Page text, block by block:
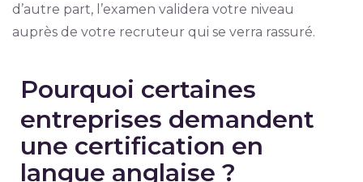
d’autre part, l’examen validera votre niveau
auprès de votre recruteur qui se verra rassuré.
Pourquoi certaines
entreprises demandent
une certification en
langue anglaise ?